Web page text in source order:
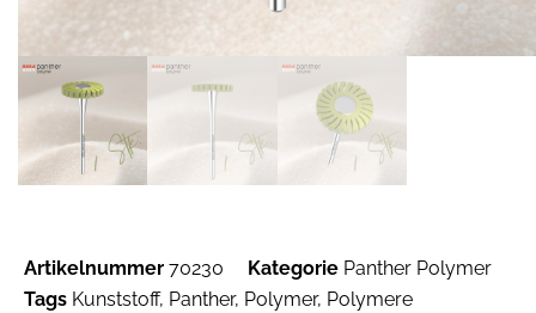
Artikelnummer 70230 Kategorie Panther Polymer
Tags Kunststoff, Panther, Polymer, Polymere